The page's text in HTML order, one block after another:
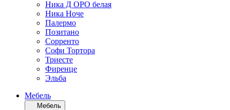
Ника Д ОРО белая
Ника Ноче
Палермо
Позитано
Сорренто
Софи Тортора
Триесте
Фиренце
Эльба
Мебель
Мебель